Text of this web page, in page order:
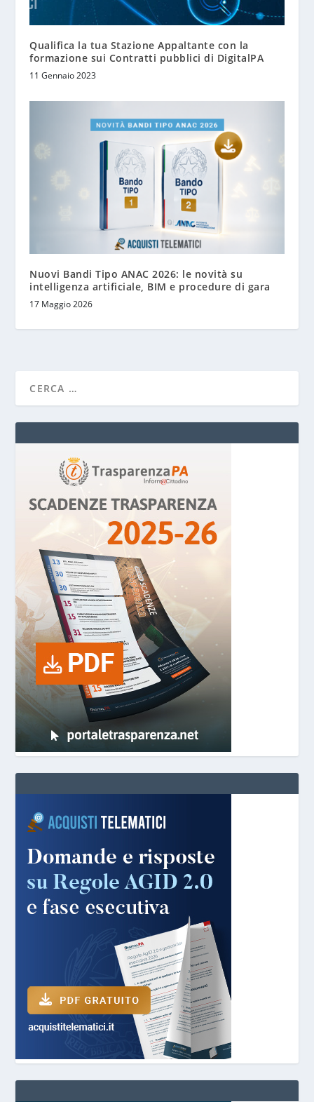
Qualifica la tua Stazione Appaltante con la
formazione sui Contratti pubblici di DigitalPA
11 Gennaio 2023
Nuovi Bandi Tipo ANAC 2026: le novità su
intelligenza artificiale, BIM e procedure di gara
17 Maggio 2026